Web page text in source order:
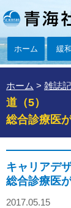
ホーム 緩
ホーム > 雑誌
道（5）
総合診療医
キャリアデ
総合診療医
2017.05.15